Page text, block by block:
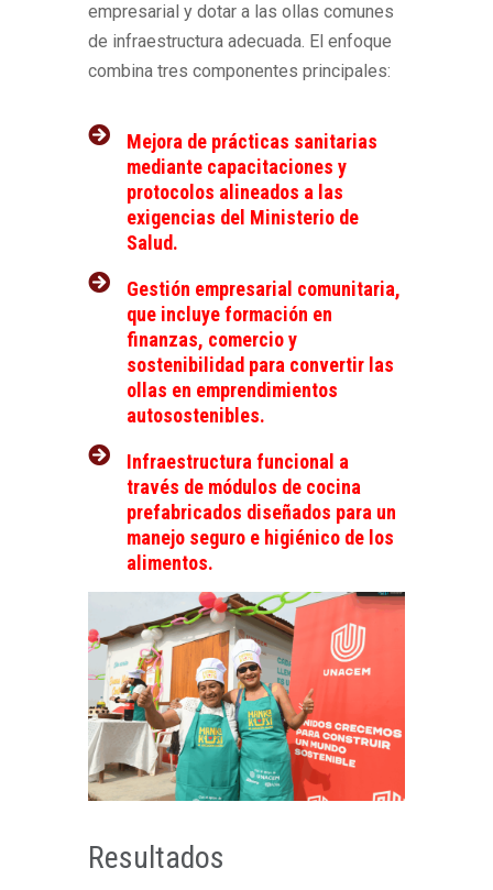
empresarial y dotar a las ollas comunes
de infraestructura adecuada. El enfoque
combina tres componentes principales:
Mejora de prácticas sanitarias
mediante capacitaciones y
protocolos alineados a las
exigencias del Ministerio de
Salud.
Gestión empresarial comunitaria,
que incluye formación en
finanzas, comercio y
sostenibilidad para convertir las
ollas en emprendimientos
autosostenibles.
Infraestructura funcional a
través de módulos de cocina
prefabricados diseñados para un
manejo seguro e higiénico de los
alimentos.
Resultados